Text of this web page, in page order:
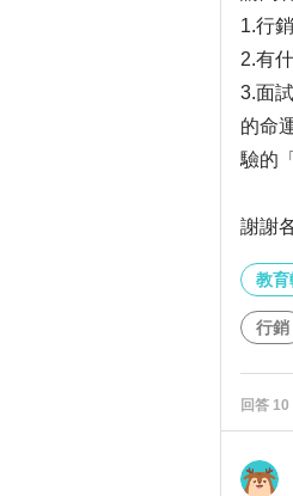
1.行
2.有
3.面
的命
驗的
謝謝
教育
行銷
回答 10